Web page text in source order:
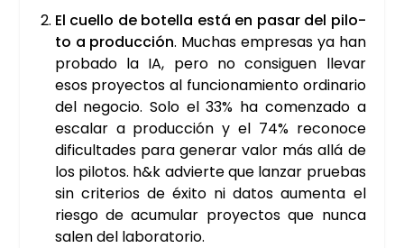
El cue­llo de bote­lla está en pasar del pilo­
to a pro­duc­ción. Muchas empre­sas ya han
pro­ba­do la IA, pero no con­si­guen lle­var
esos pro­yec­tos al fun­cio­na­mien­to ordi­na­rio
del nego­cio. Solo el 33% ha comen­za­do a
esca­lar a pro­duc­ción y el 74% reco­no­ce
difi­cul­ta­des para gene­rar valor más allá de
los pilo­tos. h&k advier­te que lan­zar prue­bas
sin cri­te­rios de éxi­to ni datos aumen­ta el
ries­go de acu­mu­lar pro­yec­tos que nun­ca
salen del labo­ra­to­rio.